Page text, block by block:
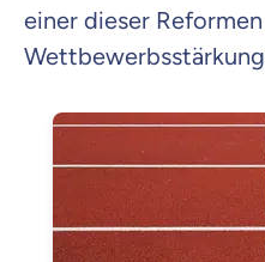
einer dieser